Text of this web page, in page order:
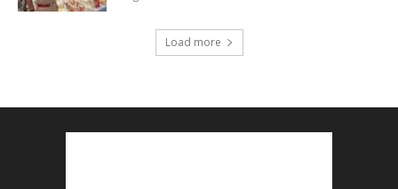
Load more